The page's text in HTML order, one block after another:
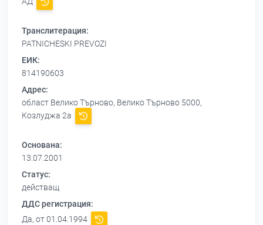
Транслитерация:
PATNICHESKI PREVOZI
ЕИК:
814190603
Адрес:
област Велико Търново, Велико Търново 5000,
Козлуджа 2а
Основана:
13.07.2001
Статус:
действащ
ДДС регистрация:
Да, от 01.04.1994